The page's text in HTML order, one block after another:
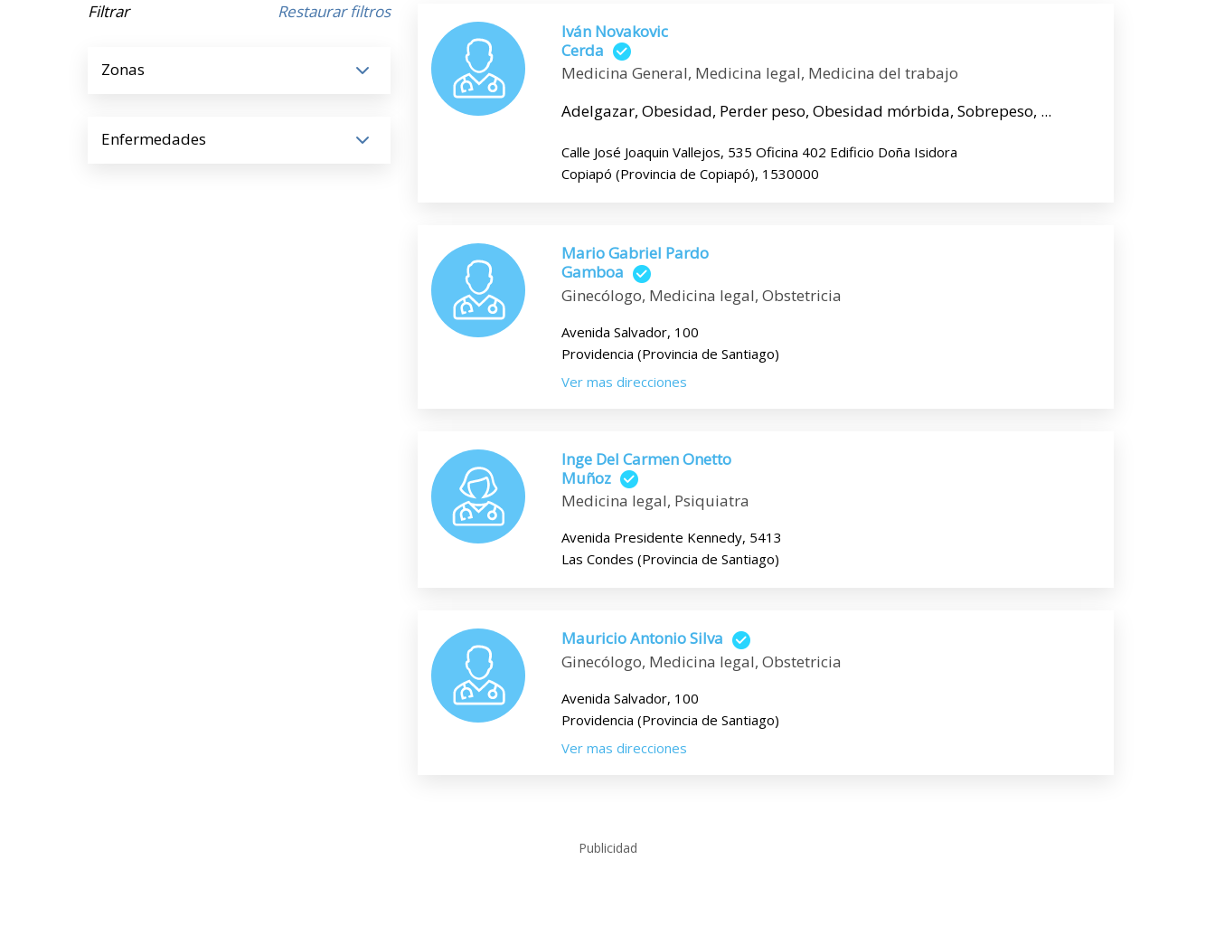
Filtrar Restaurar filtros
Zonas
Enfermedades
Iván Novakovic
Cerda
Medicina General, Medicina legal, Medicina del trabajo
Adelgazar, Obesidad, Perder peso, Obesidad mórbida, Sobrepeso, ...
Calle José Joaquin Vallejos, 535 Oficina 402 Edificio Doña Isidora
Copiapó (Provincia de Copiapó), 1530000
Mario Gabriel Pardo
Gamboa
Ginecólogo, Medicina legal, Obstetricia
Avenida Salvador, 100
Providencia (Provincia de Santiago)
Ver mas direcciones
Inge Del Carmen Onetto
Muñoz
Medicina legal, Psiquiatra
Avenida Presidente Kennedy, 5413
Las Condes (Provincia de Santiago)
Mauricio Antonio Silva
Ginecólogo, Medicina legal, Obstetricia
Avenida Salvador, 100
Providencia (Provincia de Santiago)
Ver mas direcciones
Publicidad